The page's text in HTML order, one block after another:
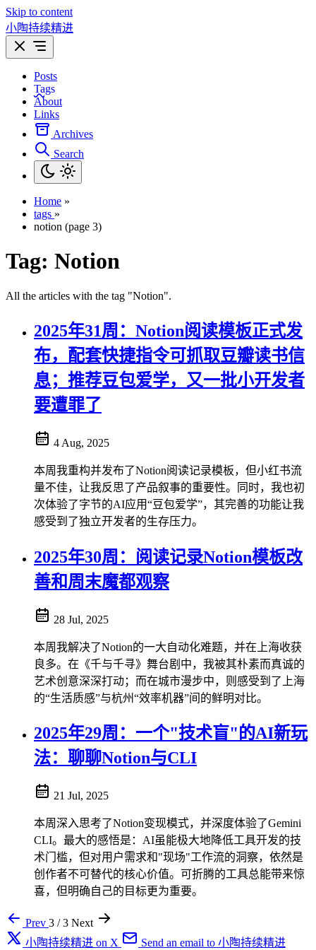
Skip to content
小陶持续精进
Posts
Tags
About
Links
Archives
Search
Home »
tags »
notion (page 3)
Tag: Notion
All the articles with the tag "Notion".
2025年31周：Notion阅读模板正式发
布，配套快捷指令可抓取豆瓣读书信
息；推荐豆包爱学，又一批小开发者
要遭罪了
4 Aug, 2025
本周我重构并发布了Notion阅读记录模板，但小红书流
量不佳，让我反思了产品叙事的重要性。同时，我也初
次体验了字节的AI应用“豆包爱学”，其完善的功能让我
感受到了独立开发者的生存压力。
2025年30周：阅读记录Notion模板改
善和周末魔都观察
28 Jul, 2025
本周我解决了Notion的一大自动化难题，并在上海收获
良多。在《千与千寻》舞台剧中，我被其朴素而真诚的
艺术创意深深打动；而在城市漫步中，则感受到了上海
的“生活质感”与杭州“效率机器”间的鲜明对比。
2025年29周：一个"技术盲"的AI新玩
法：聊聊Notion与CLI
21 Jul, 2025
本周深入思考了Notion变现模式，并深度体验了Gemini
CLI。最大的感悟是：AI虽能极大地降低工具开发的技
术门槛，但对用户需求和"现场"工作流的洞察，依然是
创作者不可替代的核心价值。可折腾的工具总能带来惊
喜，但明确自己的目标更为重要。
Prev 3 / 3 Next
小陶持续精进 on X
Send an email to 小陶持续精进